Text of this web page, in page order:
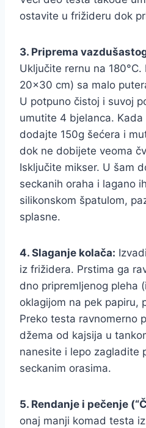
ostavite u frižideru dok
3. Priprema
Uključite rernu na
20×30 cm) sa malo
U potpuno čistoj i suvoj
umutite 4 bjelanca.
dodajte 150g šećera i
dok ne dobijete veoma
Isključite mikser. U šam
seckanih oraha i lagano
silikonskom špatulom,
splasne.
4. Slaganje kolača:
iz frižidera. Prstima ga
dno pripremljenog pleha
oklagijom na pek papiru,
Preko testa ravnomerno
džema od kajsija u
nanesite i lepo zagladite
seckanim orasima.
5. Rendanje i pečenje
onaj manji komad testa